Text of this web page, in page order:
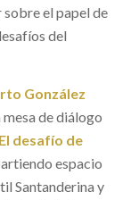
el papel de
del
González
de diálogo
desafío de
espacio
Santanderina y